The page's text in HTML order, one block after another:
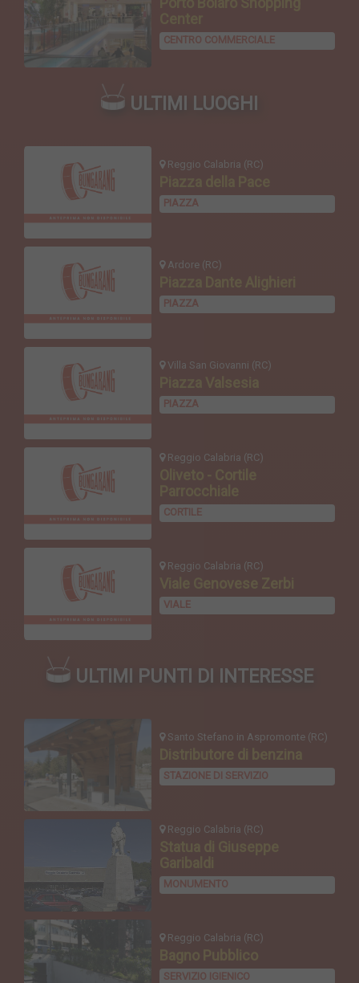
CENTRO COMMERCIALE
ULTIMI LUOGHI
Reggio Calabria (RC)
PIAZZA
Ardore (RC)
PIAZZA
Villa San Giovanni (RC)
PIAZZA
Reggio Calabria (RC)
Oliveto - Cortile
Parrocchiale
CORTILE
Reggio Calabria (RC)
Viale Genovese Zerbi
VIALE
ULTIMI PUNTI DI INTERESSE
Santo Stefano in Aspromonte (RC)
Distributore di benzina
STAZIONE DI SERVIZIO
Reggio Calabria (RC)
Statua di Giuseppe
Garibaldi
MONUMENTO
Reggio Calabria (RC)
Bagno Pubblico
SERVIZIO IGIENICO